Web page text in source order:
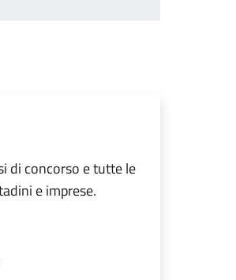
di concorso e tutte le
e imprese.